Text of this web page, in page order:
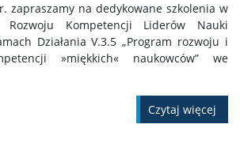
zapraszamy na dedykowane szkolenia w
Rozwoju Kompetencji Liderów Nauki
Działania V.3.5 „Program rozwoju i
»miękkich« naukowców” we
Czytaj więcej